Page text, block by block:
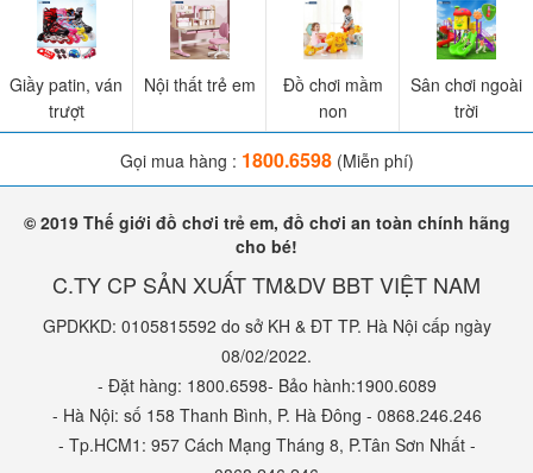
Giầy patin, ván
trượt
Nội thất trẻ em
Đồ chơi mầm
non
Sân chơi ngoài
trời
Gọi mua hàng : 1800.6598(Miễn phí)
© 2019 Thế giới đồ chơi trẻ em, đồ chơi an toàn chính hãng
cho bé!
C.TY CP SẢN XUẤT TM&DV BBT VIỆT NAM
GPDKKD: 0105815592 do sở KH & ĐT TP. Hà Nội cấp ngày
08/02/2022.
- Đặt hàng: 1800.6598- Bảo hành:1900.6089
- Hà Nội: số 158 Thanh Bình, P. Hà Đông - 0868.246.246
- Tp.HCM1: 957 Cách Mạng Tháng 8, P.Tân Sơn Nhất -